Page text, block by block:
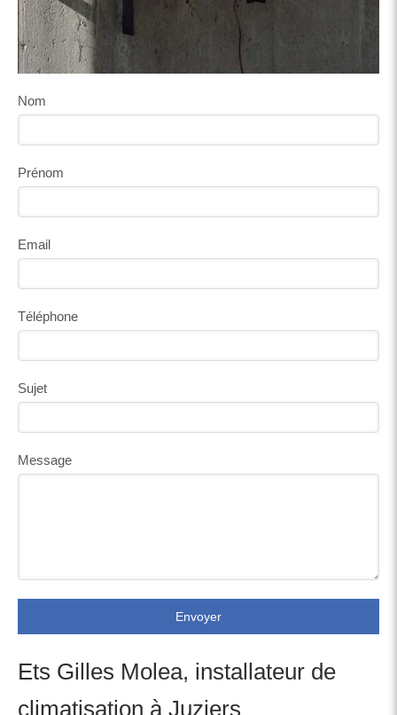
Nom
Prénom
Email
Téléphone
Sujet
Message
Envoyer
Ets Gilles Molea, installateur de
climatisation à Juziers